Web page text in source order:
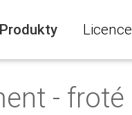
Produkty Licence
- froté